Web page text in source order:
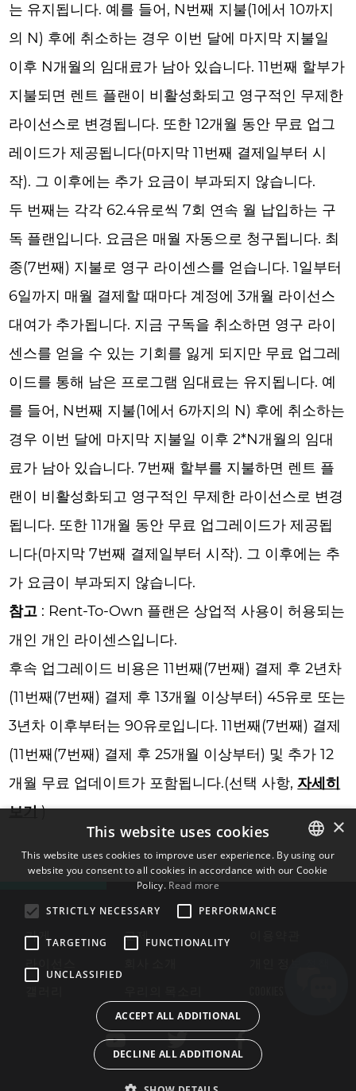
는 유지됩니다. 예를 들어, N번째 지불(1에서 10까지
의 N) 후에 취소하는 경우 이번 달에 마지막 지불일
이후 N개월의 임대료가 남아 있습니다. 11번째 할부가
지불되면 렌트 플랜이 비활성화되고 영구적인 무제한
라이선스로 변경됩니다. 또한 12개월 동안 무료 업그
레이드가 제공됩니다(마지막 11번째 결제일부터 시
작). 그 이후에는 추가 요금이 부과되지 않습니다.
두 번째는 각각 62.4유로씩 7회 연속 월 납입하는 구
독 플랜입니다. 요금은 매월 자동으로 청구됩니다. 최
종(7번째) 지불로 영구 라이센스를 얻습니다. 1일부터
6일까지 매월 결제할 때마다 계정에 3개월 라이선스
대여가 추가됩니다. 지금 구독을 취소하면 영구 라이
센스를 얻을 수 있는 기회를 잃게 되지만 무료 업그레
이드를 통해 남은 프로그램 임대료는 유지됩니다. 예
를 들어, N번째 지불(1에서 6까지의 N) 후에 취소하는
경우 이번 달에 마지막 지불일 이후 2*N개월의 임대
료가 남아 있습니다. 7번째 할부를 지불하면 렌트 플
랜이 비활성화되고 영구적인 무제한 라이선스로 변경
됩니다. 또한 11개월 동안 무료 업그레이드가 제공됩
니다(마지막 7번째 결제일부터 시작). 그 이후에는 추
가 요금이 부과되지 않습니다.
참고 : Rent-To-Own 플랜은 상업적 사용이 허용되는
개인 개인 라이센스입니다.
후속 업그레이드 비용은 11번째(7번째) 결제 후 2년차
(11번째(7번째) 결제 후 13개월 이상부터) 45유로 또는
3년차 이후부터는 90유로입니다. 11번째(7번째) 결제
(11번째(7번째) 결제 후 25개월 이상부터) 및 추가 12
개월 무료 업데이트가 포함됩니다.(선택 사항,자세히
보기)
가게 교제
ENGLISH
×
This website uses cookies
This website uses cookies to improve user experience. By using our
website you consent to all cookies in accordance with our Cookie
Policy. Read more
STRICTLY NECESSARY
PERFORMANCE
TARGETING FUNCTIONALITY
UNCLASSIFIED
ACCEPT ALL ADDITIONAL
DECLINE ALL ADDITIONAL